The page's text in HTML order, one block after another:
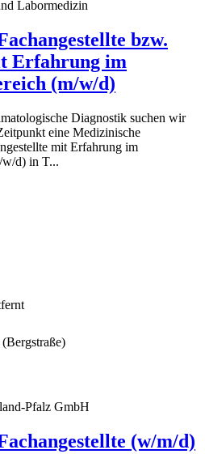
Labormedizin
bzw.
Erfahrung im
(m/w/d)
Diagnostik suchen wir
eine Medizinische
mit Erfahrung im
w/d) in T...
Pfalz GmbH
(w/m/d)